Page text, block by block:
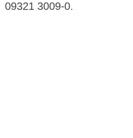
09321 3009-0.